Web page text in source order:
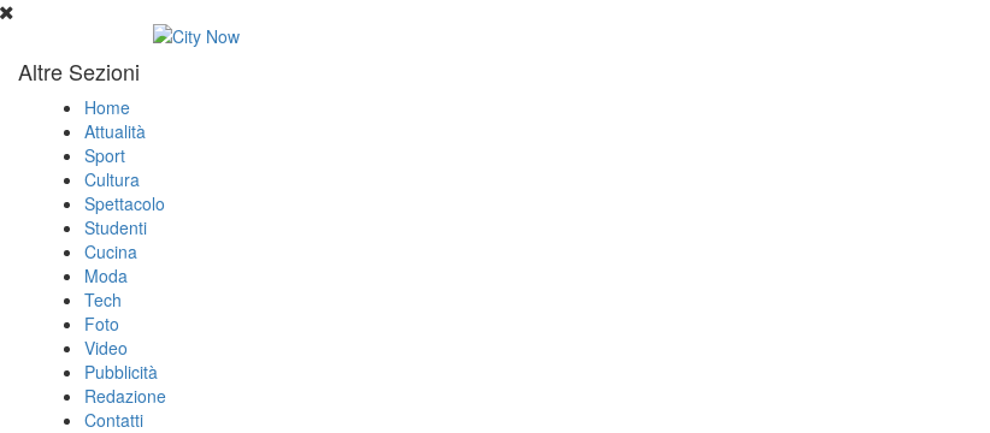
Altre Sezioni
Home
Attualità
Sport
Cultura
Spettacolo
Studenti
Cucina
Moda
Tech
Foto
Video
Pubblicità
Redazione
Contatti